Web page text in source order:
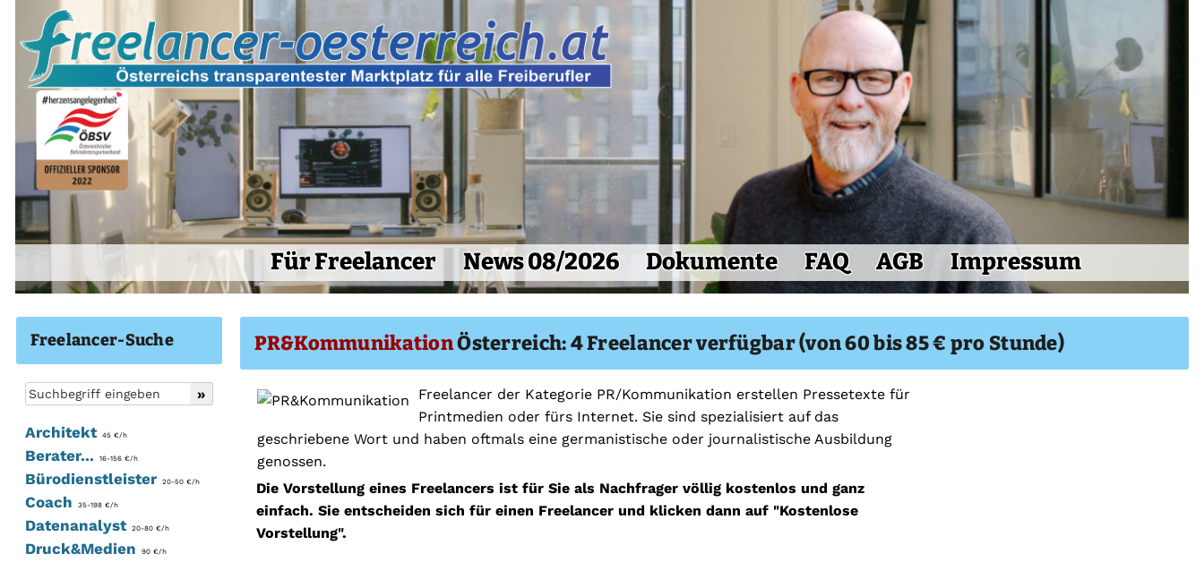
Für Freelancer News 08/2026 Dokumente FAQ AGB Impressum
Freelancer-Suche
Architekt45 €/h
Berater...16-156 €/h
Bürodienstleister 20-50 €/h
Coach 35-198 €/h
Datenanalyst20-80 €/h
Druck&Medien 90 €/h
PR&KommunikationÖsterreich: 4 Freelancer verfügbar (von 60 bis 85 € pro Stunde)
Freelancer der Kategorie PR/Kommunikation erstellen Pressetexte für
Printmedien oder fürs Internet. Sie sind spezialisiert auf das
geschriebene Wort und haben oftmals eine germanistische oder journalistische Ausbildung
genossen.
Die Vorstellung eines Freelancers ist für Sie als Nachfrager völlig kostenlos und ganz
einfach. Sie entscheiden sich für einen Freelancer und klicken dann auf "Kostenlose
Vorstellung".